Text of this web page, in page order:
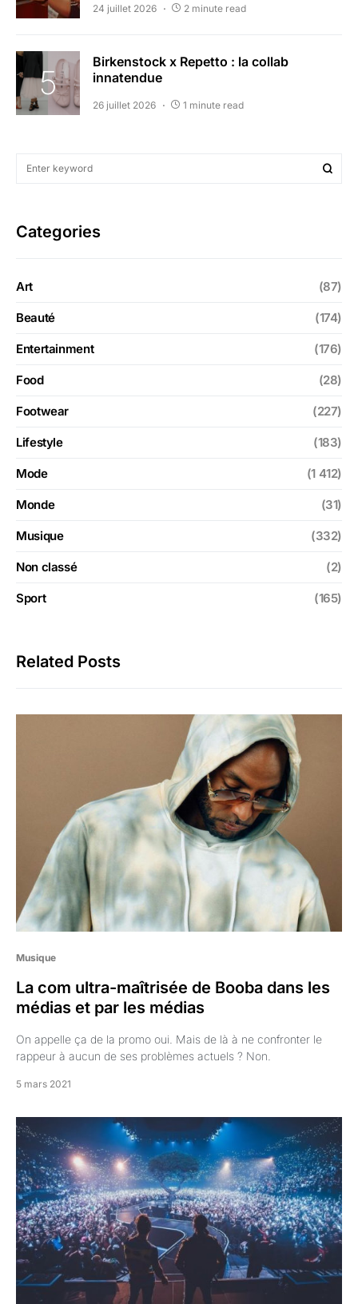
24 juillet 2026 2 minute read
Birkenstock x Repetto : la collab
innatendue
26 juillet 2026 1 minute read
Categories
Art (87)
Beauté (174)
Entertainment (176)
Food (28)
Footwear (227)
Lifestyle (183)
Mode (1 412)
Monde (31)
Musique (332)
Non classé (2)
Sport (165)
Related Posts
Musique
La com ultra-maîtrisée de Booba dans les
médias et par les médias
On appelle ça de la promo oui. Mais de là à ne confronter le
rappeur à aucun de ses problèmes actuels ? Non.
5 mars 2021